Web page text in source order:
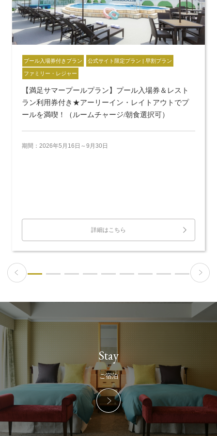
プール入場券付きプラン 公式サイト限定プラン | 早割プラン
ファミリー・レジャー
【満足サマープールプラン】プール入場券＆レスト
ラン利用券付き★アーリーイン・レイトアウトでプ
ールを満喫！（ルームチャージ/朝食選択可）
期間：2026年5月16日～9月30日
詳細はこちら
Stay
ご宿泊